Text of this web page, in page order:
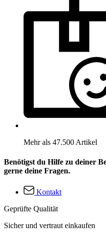
Mehr als 47.500 Artikel
Benötigst du Hilfe zu deiner
gerne deine Fragen.
Kontakt
Geprüfte Qualität
Sicher und vertraut einkaufen